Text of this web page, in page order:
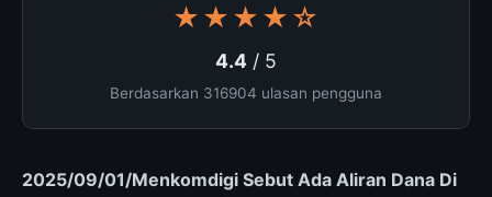
★★★★☆
4.4 / 5
Berdasarkan 316904 ulasan pengguna
2025/09/01/Menkomdigi Sebut Ada Aliran Dana Di